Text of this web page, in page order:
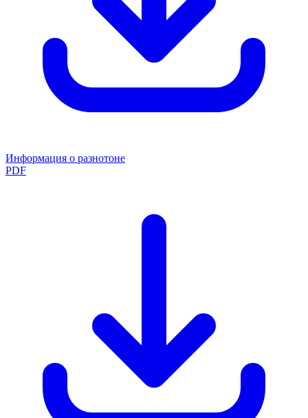
Информация о разнотоне
PDF